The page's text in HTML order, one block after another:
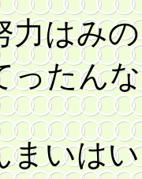
力はみ
ったん
いはい